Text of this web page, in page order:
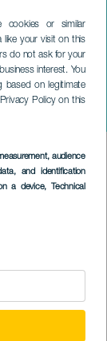
or similar
like your visit on this
do not ask for your
interest. You
based on legitimate
Policy on this
audience
and identification
a device, Technical